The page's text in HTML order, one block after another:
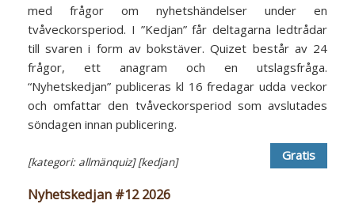
med frågor om nyhetshändelser under en
tvåveckorsperiod. I ”Kedjan” får deltagarna ledtrådar
till svaren i form av bokstäver. Quizet består av 24
frågor, ett anagram och en utslagsfråga.
“Nyhetskedjan” publiceras kl 16 fredagar udda veckor
och omfattar den tvåveckorsperiod som avslutades
söndagen innan publicering.
[kategori: allmänquiz] [kedjan] Gratis
Nyhetskedjan #12 2026